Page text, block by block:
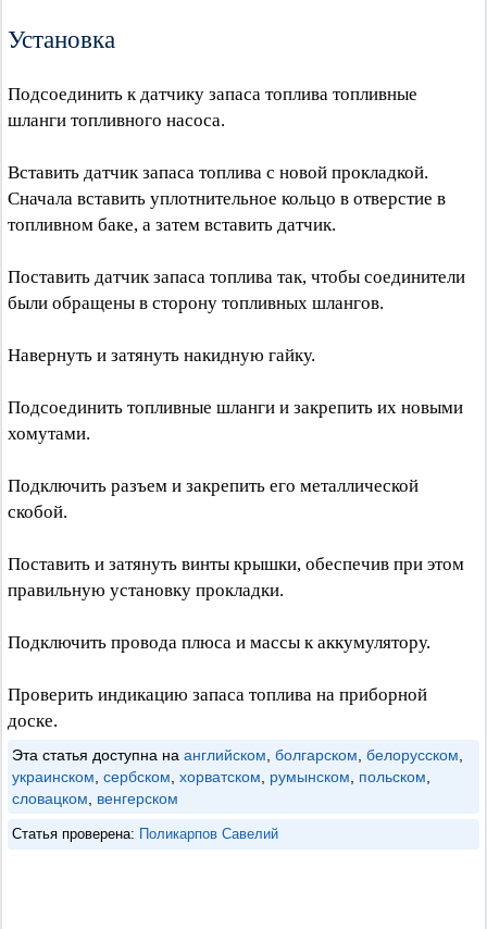
Установка
Подсоединить к датчику запаса топлива топливные
шланги топливного насоса.
Вставить датчик запаса топлива с новой прокладкой.
Сначала вставить уплотнительное кольцо в отверстие в
топливном баке, а затем вставить датчик.
Поставить датчик запаса топлива так, чтобы соединители
были обращены в сторону топливных шлангов.
Навернуть и затянуть накидную гайку.
Подсоединить топливные шланги и закрепить их новыми
хомутами.
Подключить разъем и закрепить его металлической
скобой.
Поставить и затянуть винты крышки, обеспечив при этом
правильную установку прокладки.
Подключить провода плюса и массы к аккумулятору.
Проверить индикацию запаса топлива на приборной
доске.
Эта статья доступна на английском болгарском белорусском
украинском сербском хорватском румынском польском
словацком
венгерском
Статья проверена: Поликарпов Савелий